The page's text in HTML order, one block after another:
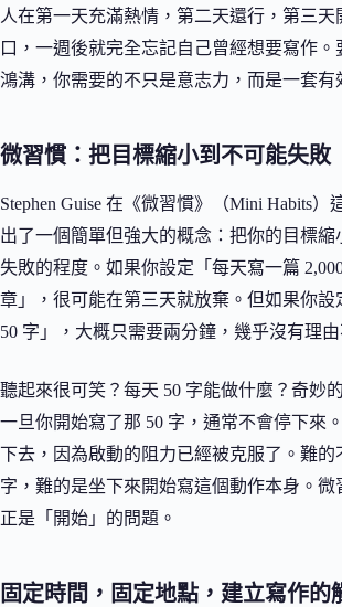
人在第一天充滿熱情，第二天還行，第三天
口，一週後就完全忘記自己曾經想要寫作。
鴻溝，你需要的不只是意志力，而是一套有
微習慣：把目標縮小到不可能失敗
Stephen Guise 在《微習慣》（Mini Habits）
出了一個簡單但強大的概念：把你的目標縮
失敗的程度。如果你設定「每天寫一篇
章」，很可能在第三天就放棄。但如果你設
50 字」，大概只需要兩分鐘，幾乎沒有理由
聽起來很可笑？每天 50 字能做什麼？奇妙
一旦你開始寫了那 50 字，通常不會停下來
下去，因為啟動的阻力已經被克服了。難的
字，難的是坐下來開始寫這個動作本身。微
正是「開始」的問題。
固定時間，固定地點，建立寫作的